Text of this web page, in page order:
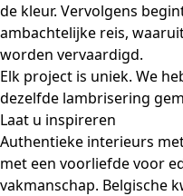
de kleur. Vervolgens
ambachtelijke reis,
worden vervaardigd.
Elk project is uniek. We
dezelfde lambrisering
Laat u inspireren
Authentieke interieurs
met een voorliefde voor
vakmanschap. Belgische